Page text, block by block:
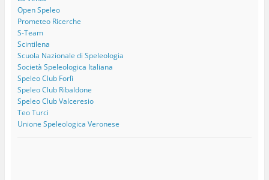
Open Speleo
Prometeo Ricerche
S-Team
Scintilena
Scuola Nazionale di Speleologia
Società Speleologica Italiana
Speleo Club Forlì
Speleo Club Ribaldone
Speleo Club Valceresio
Teo Turci
Unione Speleologica Veronese